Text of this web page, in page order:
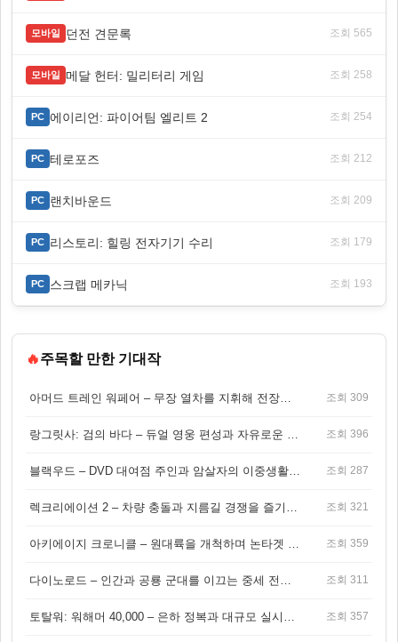
모바일 던전 견문록 조회 565
모바일 메달 헌터: 밀리터리 게임 조회 258
PC 에이리언: 파이어팀 엘리트 2 조회 254
PC 테로포즈 조회 212
PC 랜치바운드 조회 209
PC 리스토리: 힐링 전자기기 수리 조회 179
PC 스크랩 메카닉 조회 193
🔥주목할 만한 기대작
조회 309
조회 396
조회 287
조회 321
조회 359
조회 311
조회 357